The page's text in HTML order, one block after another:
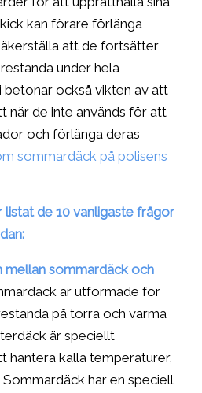
kan förare förlänga
att de fortsätter
under hela
betonar också vikten av att
när de inte används för att
och förlänga deras
sommardäck på polisens
listat de 10 vanligaste frågor
mellan sommardäck och
är utformade för
på torra och varma
är speciellt
hantera kalla temperaturer,
Sommardäck har en speciell